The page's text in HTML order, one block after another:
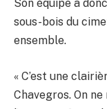
Son équipe a
sous-bois du
ensemble.
« C’est une
Chavegros. On